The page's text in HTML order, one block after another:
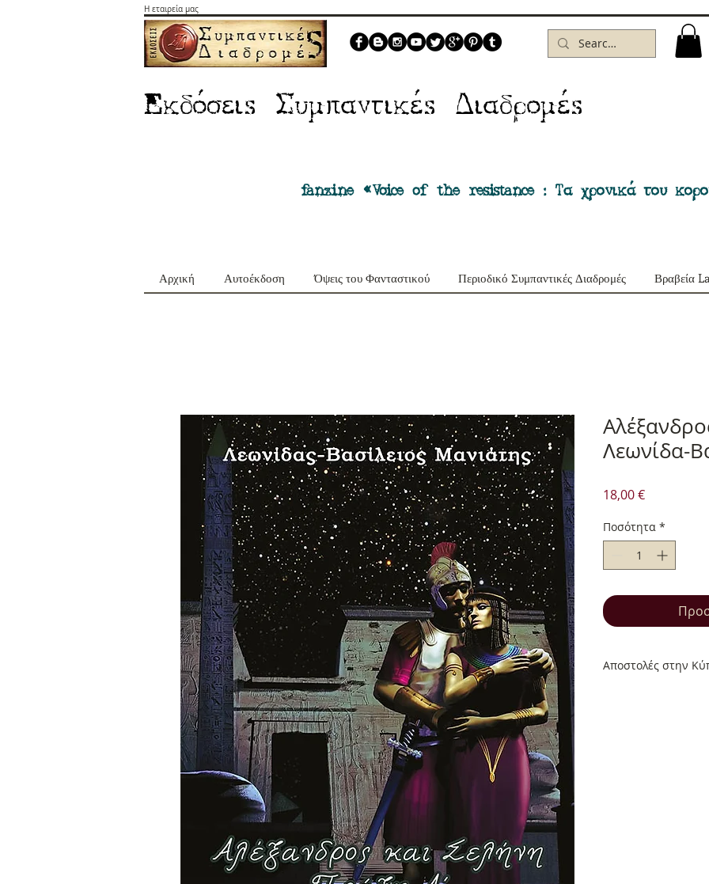
Η εταιρεία μας
Eκδόσειs Συμπαντικέs Διαδρομέs
fanzine «Voice of the resistance : Τα χρονικά του
Αρχική Αυτοέκδοση Όψεις του Φανταστικού Περιοδικό Συμπαντικές Διαδρομές Βραβεία
Λεωνίδα-
18,00 €Τιμή
Ποσότητα *
Αποστολές στην
Οι αποστολές